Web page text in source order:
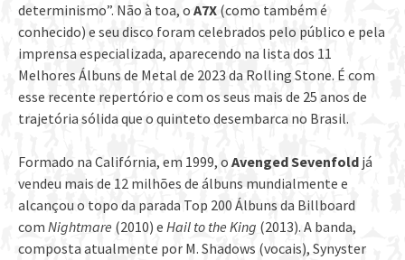
determinismo”. Não à toa, o A7X (como também é
conhecido) e seu disco foram celebrados pelo público e pela
imprensa especializada, aparecendo na lista dos 11
Melhores Álbuns de Metal de 2023 da Rolling Stone. É com
esse recente repertório e com os seus mais de 25 anos de
trajetória sólida que o quinteto desembarca no Brasil.
Formado na Califórnia, em 1999, o Avenged Sevenfold já
vendeu mais de 12 milhões de álbuns mundialmente e
alcançou o topo da parada Top 200 Álbuns da Billboard
com Nightmare (2010) e Hail to the King (2013). A banda,
composta atualmente por M. Shadows (vocais), Synyster